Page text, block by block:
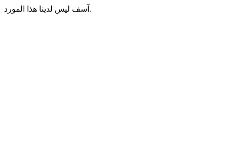
آسف ليس لدينا هذا المورد.